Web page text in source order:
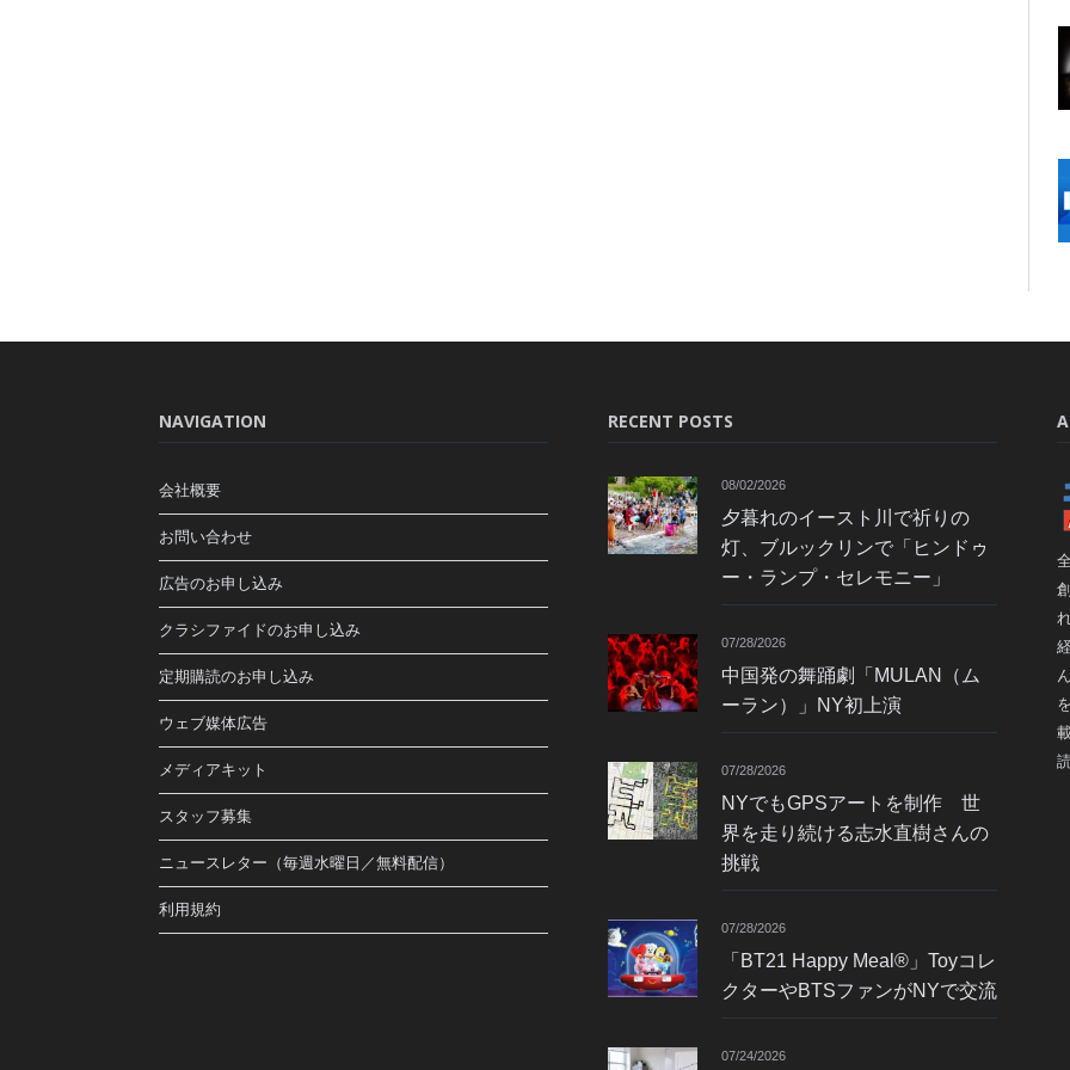
NAVIGATION
会社概要
お問い合わせ
広告のお申し込み
クラシファイドのお申し込み
定期購読のお申し込み
ウェブ媒体広告
メディアキット
スタッフ募集
ニュースレター（毎週水曜日／無料配信）
利用規約
RECENT POSTS
08/02/2026
夕暮れのイースト川で祈りの
灯、ブルックリンで「ヒンドゥ
ー・ランプ・セレモニー」
07/28/2026
中国発の舞踊劇「MULAN（ム
ーラン）」NY初上演
07/28/2026
NYでもGPSアートを制作 世
界を走り続ける志水直樹さんの
挑戦
07/28/2026
「BT21 Happy Meal®」Toyコレ
クターやBTSファンがNYで交流
07/24/2026